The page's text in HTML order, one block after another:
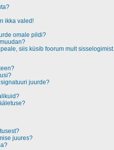
ikka valed!
omale pildi?
siis küsib foorum mult sisselogimist.
juurde?
juures?